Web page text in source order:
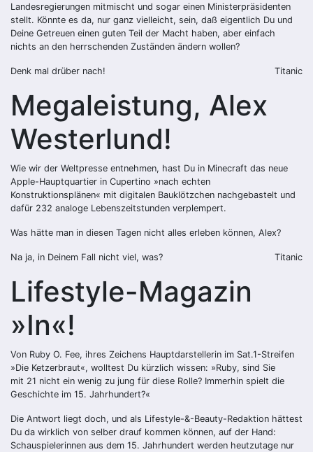
Landesregierungen mitmischt und sogar einen Ministerpräsidenten
stellt. Könnte es da, nur ganz vielleicht, sein, daß eigentlich Du und
Deine Getreuen einen guten Teil der Macht haben, aber einfach
nichts an den herrschenden Zuständen ändern wollen?
Denk mal drüber nach! Titanic
Megaleistung, Alex
Westerlund!
Wie wir der Weltpresse entnehmen, hast Du in Minecraft das neue
Apple-Hauptquartier in Cupertino »nach echten
Konstruktionsplänen« mit digitalen Bauklötzchen nachgebastelt und
dafür 232 analoge Lebenszeitstunden verplempert.
Was hätte man in diesen Tagen nicht alles erleben können, Alex?
Na ja, in Deinem Fall nicht viel, was? Titanic
Lifestyle-Magazin
»In«!
Von Ruby O. Fee, ihres Zeichens Hauptdarstellerin im Sat.1-Streifen
»Die Ketzerbraut«, wolltest Du kürzlich wissen: »Ruby, sind Sie
mit 21 nicht ein wenig zu jung für diese Rolle? Immerhin spielt die
Geschichte im 15. Jahrhundert?«
Die Antwort liegt doch, und als Lifestyle-&-Beauty-Redaktion hättest
Du da wirklich von selber drauf kommen können, auf der Hand:
Schauspielerinnen aus dem 15. Jahrhundert werden heutzutage nur